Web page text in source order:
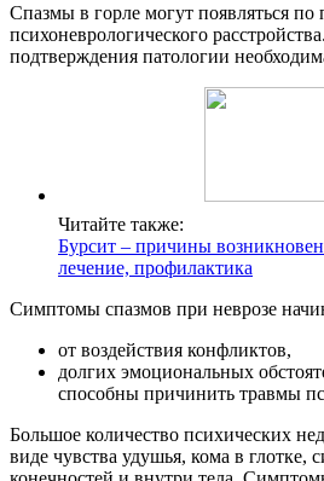
Спазмы в горле могут появляться по
психоневрологического
подтверждения патологии
Читайте также:
Бурсит – причины
лечение, профилактика
Симптомы спазмов при неврозе
от воздействия конфликтов,
долгих эмоциональных
способны причинить травмы
Большое количество психических
виде чувства удушья, кома в глотке,